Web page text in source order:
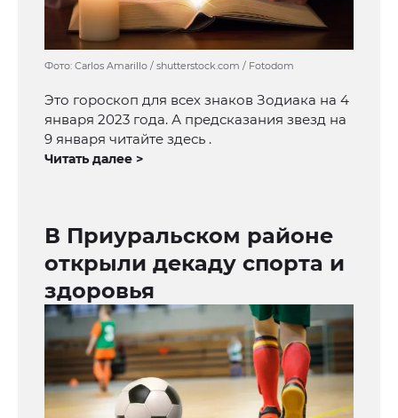
Фото: Carlos Amarillo / shutterstock.com / Fotodom
Это гороскоп для всех знаков Зодиака на 4
января 2023 года. А предсказания звезд на
9 января читайте здесь .
Читать далее >
В Приуральском районе
открыли декаду спорта и
здоровья